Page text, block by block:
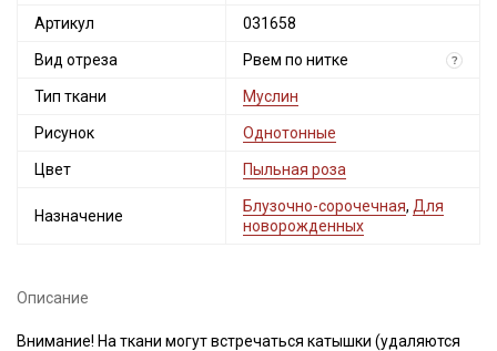
Артикул 031658
Вид отреза Рвем по нитке ?
Тип ткани Муслин
Рисунок Однотонные
Цвет Пыльная роза
Назначение
Блузочно-сорочечная, Для
новорожденных
Описание
Внимание! На ткани могут встречаться катышки (удаляются
Секретная рассылка от Купава
промокоды и скидки до 30% на узкие
категории тканей